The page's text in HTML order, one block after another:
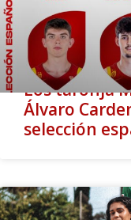
Los taronja
Álvaro
selección